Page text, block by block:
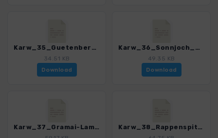
Karw_35_Guetenbergalm_4484_11.gpx
34.51 KB
Download
Karw_36_Sonnjoch_4484_11.gpx
49.35 KB
Download
Karw_37_Gramai-Lamsen_4484_11.gpx Karw_38_Rappenspitze_4484_11.gpx